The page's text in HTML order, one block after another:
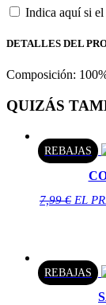
Indica aquí si
DETALLES DEL
Composición:
QUIZÁS
REBAJAS
7,99€ EL
REBAJAS